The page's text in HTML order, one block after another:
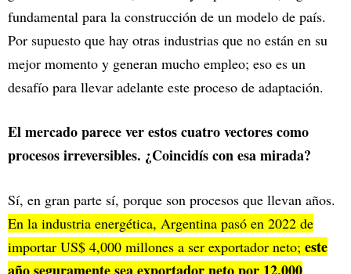
fundamental para la construcción de un modelo de país.
Por supuesto que hay otras industrias que no están en su
mejor momento y generan mucho empleo; eso es un
desafío para llevar adelante este proceso de adaptación.
El mercado parece ver estos cuatro vectores como
procesos irreversibles. ¿Coincidís con esa mirada?
Sí, en gran parte sí, porque son procesos que llevan años.
En la industria energética, Argentina pasó en 2022 de
importar US$ 4,000 millones a ser exportador neto; este